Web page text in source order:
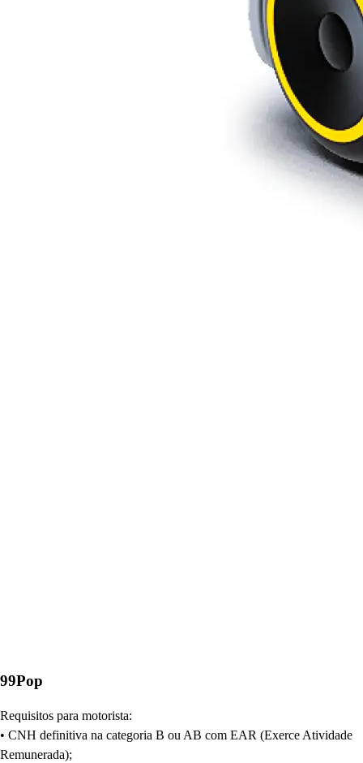
99Pop
Requisitos para motorista:
• CNH definitiva na categoria B ou AB com EAR (Exerce Atividade
Remunerada);